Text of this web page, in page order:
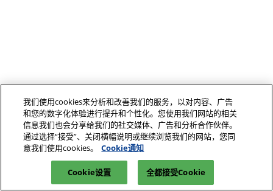
我们使用cookies来分析和改善我们的服务，以对内容、广告
和您的数字化体验进行提升和个性化。您使用我们网站的相关
信息我们也会分享给我们的社交媒体、广告和分析合作伙伴。
通过选择“接受”、关闭横幅说明或继续浏览我们的网站，您同
意我们使用cookies。
Cookie通知
Cookie设置 全都接受Cookie